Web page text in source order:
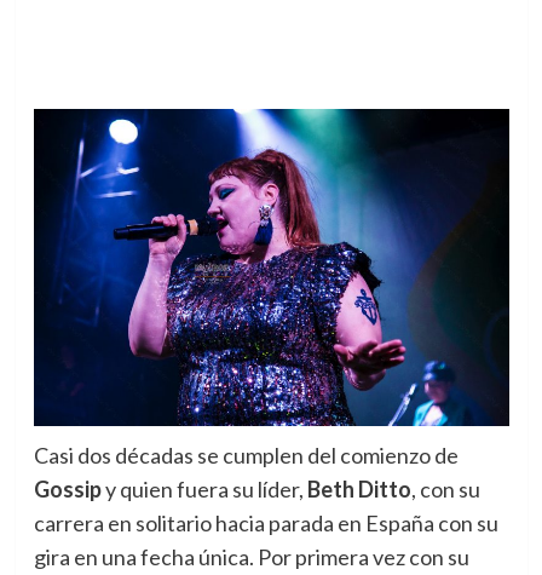
Casi dos décadas se cumplen del comienzo de
Gossipy quien fuera su líder, Beth Ditto, con su
carrera en solitario hacia parada en España con su
gira en una fecha única. Por primera vez con su